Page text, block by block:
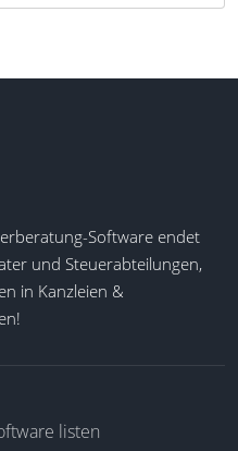
Software endet
und Steuerabteilungen,
in Kanzleien &
listen